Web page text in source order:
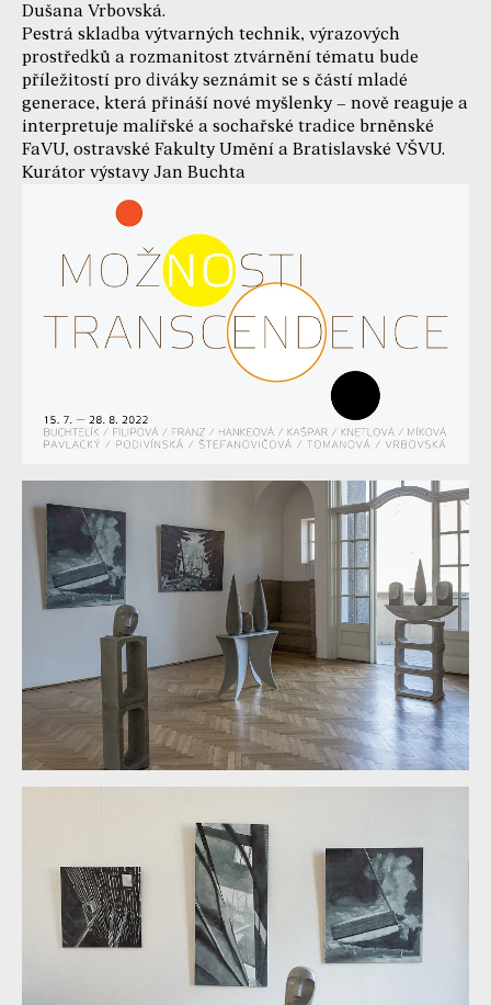
Dušana Vrbovská.
Pestrá skladba výtvarných technik, výrazových
prostředků a rozmanitost ztvárnění tématu bude
příležitostí pro diváky seznámit se s částí mladé
generace, která přináší nové myšlenky – nově reaguje a
interpretuje malířské a sochařské tradice brněnské
FaVU, ostravské Fakulty Umění a Bratislavské VŠVU.
Kurátor výstavy Jan Buchta